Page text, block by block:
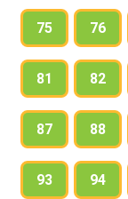
75 76
81 82
87 88
93 94